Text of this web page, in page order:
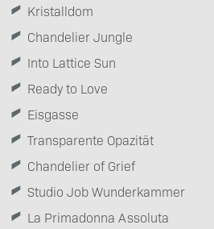
Kristalldom
Chandelier Jungle
Into Lattice Sun
Ready to Love
Eisgasse
Transparente Opazität
Chandelier of Grief
Studio Job Wunderkammer
La Primadonna Assoluta